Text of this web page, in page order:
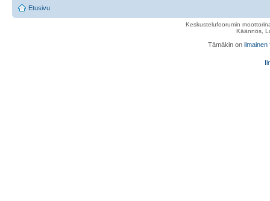
Etusivu
Keskustelufoorumin
Käännös,
Tämäkin on ilmainen